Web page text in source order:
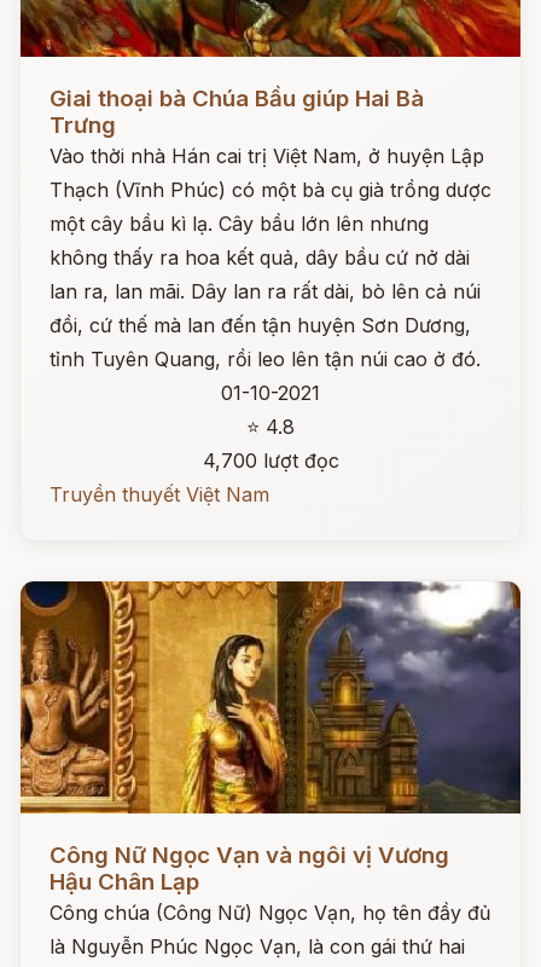
Giai thoại bà Chúa Bầu giúp Hai Bà
Trưng
Vào thời nhà Hán cai trị Việt Nam, ở huyện Lập
Thạch (Vĩnh Phúc) có một bà cụ già trồng dược
một cây bầu kì lạ. Cây bầu lớn lên nhưng
không thấy ra hoa kết quả, dây bầu cứ nở dài
lan ra, lan mãi. Dây lan ra rất dài, bò lên cả núi
đồi, cứ thế mà lan đến tận huyện Sơn Dương,
tỉnh Tuyên Quang, rồi leo lên tận núi cao ở đó.
01-10-2021
⭐ 4.8
4,700 lượt đọc
Truyền thuyết Việt Nam
Công Nữ Ngọc Vạn và ngôi vị Vương
Hậu Chân Lạp
Công chúa (Công Nữ) Ngọc Vạn, họ tên đầy đủ
là Nguyễn Phúc Ngọc Vạn, là con gái thứ hai